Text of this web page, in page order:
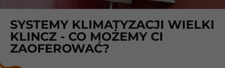
SYSTEMY KLIMATYZACJI WIELKI
KLINCZ - CO MOŻEMY CI
ZAOFEROWAĆ?